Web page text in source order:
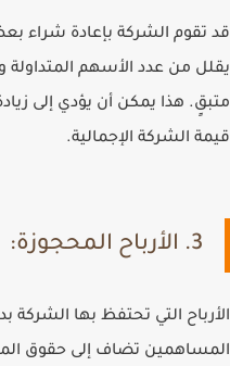
قد تقوم الشركة بإعادة شراء
يقلل من عدد الأسهم
متبقٍ. هذا يمكن أن يؤدي إلى
قيمة الشركة الإجمالية.
3. الأرباح المحجوزة:
الأرباح التي تحتفظ بها الشركة
المساهمين تضاف إلى حقوق